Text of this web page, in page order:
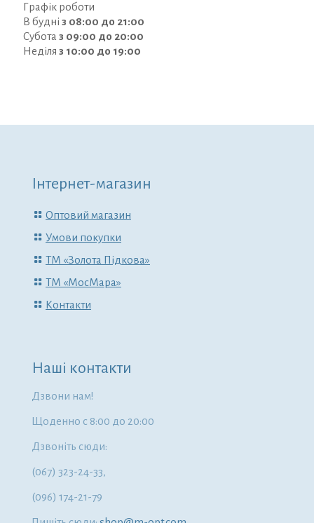
Графік роботи
В будні з 08:00 до 21:00
Субота з 09:00 до 20:00
Неділя з 10:00 до 19:00
Інтернет-магазин
Оптовий магазин
Умови покупки
ТМ «Золота Підкова»
ТМ «МосМара»
Контакти
Наші контакти
Дзвони нам!
Щоденно с 8:00 до 20:00
Дзвоніть сюди:
(067) 323-24-33,
(096) 174-21-79